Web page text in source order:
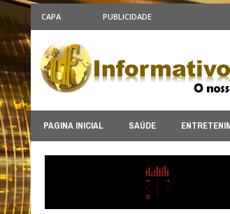
CAPA PUBLICIDADE
PAGINA INICIAL SAÚDE